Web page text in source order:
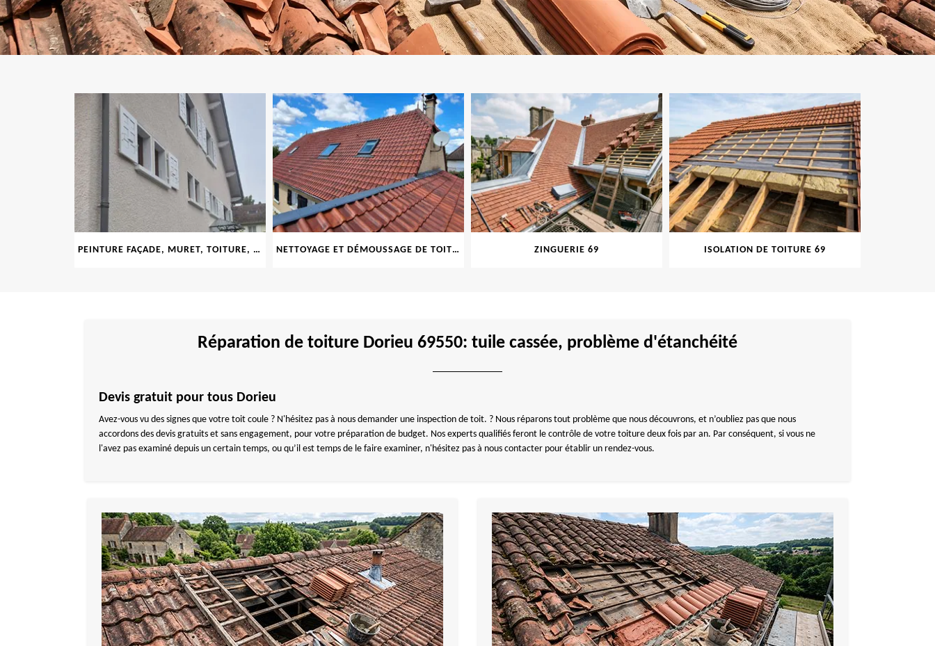
PEINTURE FAÇADE, MURET, TOITURE, BOISERIE, FERRONERIE, GOUTTIÈRE 69 NETTOYAGE ET DÉMOUSSAGE DE TOITURE ET FAÇADE 69 ZINGUERIE 69 ISOLATION DE TOITURE 69
Réparation de toiture Dorieu 69550: tuile cassée, problème d'étanchéité
Devis gratuit pour tous Dorieu
Avez-vous vu des signes que votre toit coule ? N'hésitez pas à nous demander une inspection de toit. ? Nous réparons tout problème que nous découvrons, et n’oubliez pas que nous
accordons des devis gratuits et sans engagement, pour votre préparation de budget. Nos experts qualifiés feront le contrôle de votre toiture deux fois par an. Par conséquent, si vous ne
l'avez pas examiné depuis un certain temps, ou qu’il est temps de le faire examiner, n'hésitez pas à nous contacter pour établir un rendez-vous.